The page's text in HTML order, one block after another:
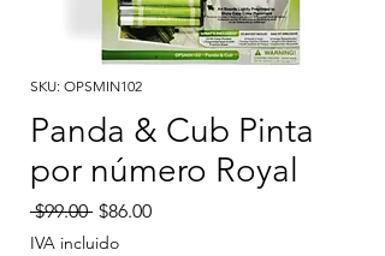
SKU: OPSMIN102
Panda & Cub Pinta
por número Royal
$99.00 Precio
$86.00Precio
IVA incluido